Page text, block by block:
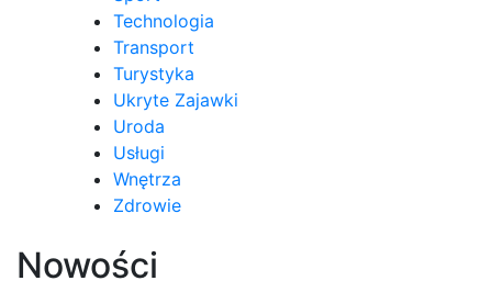
Technologia
Transport
Turystyka
Ukryte Zajawki
Uroda
Usługi
Wnętrza
Zdrowie
Nowości